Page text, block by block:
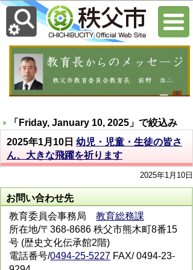
「 Friday, January 10, 2025 」で絞込み
2025年1月10日 幼児・児童・生徒の皆さ
ん、大きな飛躍を祈ります
2025年1月10日
お問い合わせ先
教育委員会事務局 教育総務課
所在地/〒368-8686 秩父市熊木町8番15
号 (歴史文化伝承館2階)
電話番号/0494-25-5227 FAX/ 0494-23-